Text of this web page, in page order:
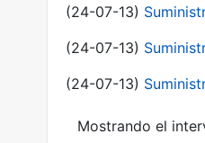
(24-07-13)
(24-07-13)
(24-07-13)
Mostrando el